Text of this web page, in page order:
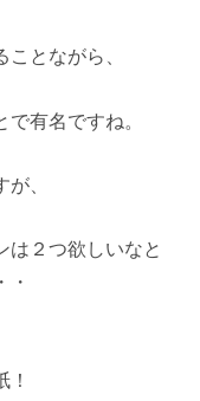
とながら、
有名ですね。
、
は２つ欲しいなと
・